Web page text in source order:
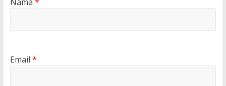
Nama *
Email *